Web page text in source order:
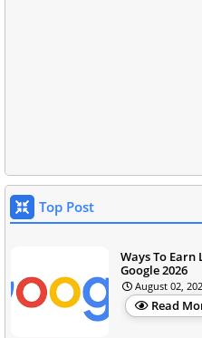
Top Post
Ways To
Google 2026
August 02,
Read